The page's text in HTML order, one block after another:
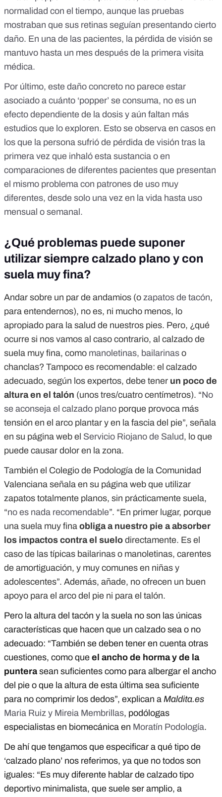
normalidad con el tiempo, aunque las pruebas
mostraban que sus retinas seguían presentando cierto
daño. En una de las pacientes, la pérdida de visión se
mantuvo hasta un mes después de la primera visita
médica.
Por último, este daño concreto no parece estar
asociado a cuánto ‘popper’ se consuma, no es un
efecto dependiente de la dosis y aún faltan más
estudios que lo exploren. Esto se observa en casos en
los que la persona sufrió de pérdida de visión tras la
primera vez que inhaló esta sustancia o en
comparaciones de diferentes pacientes que presentan
el mismo problema con patrones de uso muy
diferentes, desde solo una vez en la vida hasta uso
mensual o semanal.
¿Qué problemas puede suponer
utilizar siempre calzado plano y con
suela muy fina?
Andar sobre un par de andamios (o zapatos de tacón,
para entendernos), no es, ni mucho menos, lo
apropiado para la salud de nuestros pies. Pero, ¿qué
ocurre si nos vamos al caso contrario, al calzado de
suela muy fina, como manoletinas, bailarinas o
chanclas? Tampoco es recomendable: el calzado
adecuado, según los expertos, debe tener un poco de
altura en el talón (unos tres/cuatro centímetros). “No
se aconseja el calzado plano porque provoca más
tensión en el arco plantar y en la fascia del pie”, señala
en su página web el Servicio Riojano de Salud, lo que
puede causar dolor en la zona.
También el Colegio de Podología de la Comunidad
Valenciana señala en su página web que utilizar
zapatos totalmente planos, sin prácticamente suela,
“no es nada recomendable”. “En primer lugar, porque
una suela muy fina obliga a nuestro pie a absorber
los impactos contra el suelo directamente. Es el
caso de las típicas bailarinas o manoletinas, carentes
de amortiguación, y muy comunes en niñas y
adolescentes”. Además, añade, no ofrecen un buen
apoyo para el arco del pie ni para el talón.
Pero la altura del tacón y la suela no son las únicas
características que hacen que un calzado sea o no
adecuado: “También se deben tener en cuenta otras
cuestiones, como que el ancho de horma y de la
puntera sean suficientes como para albergar el ancho
del pie o que la altura de esta última sea suficiente
para no comprimir los dedos”, explican a Maldita.es
Maria Ruiz y Mireia Membrillas, podólogas
especialistas en biomecánica en Moratín Podología.
De ahí que tengamos que especificar a qué tipo de
‘calzado plano’ nos referimos, ya que no todos son
iguales: “Es muy diferente hablar de calzado tipo
deportivo minimalista, que suele ser amplio, a